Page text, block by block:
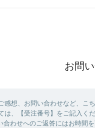
お問
感想、お問い合わせなど、こ
は、【受注番号】をご記入くだ
わせへのご返答にはお時間を